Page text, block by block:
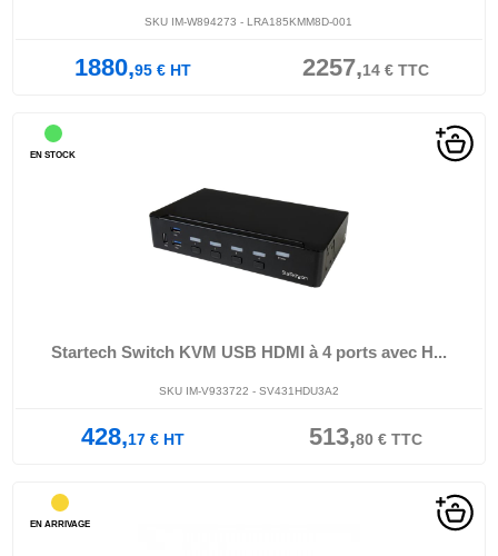
SKU IM-W894273 - LRA185KMM8D-001
1880,95€HT 2257,14€TTC
Startech Switch KVM USB HDMI à 4 ports avec H...
SKU IM-V933722 - SV431HDU3A2
428,17€HT 513,80€TTC
EN STOCK
EN ARRIVAGE